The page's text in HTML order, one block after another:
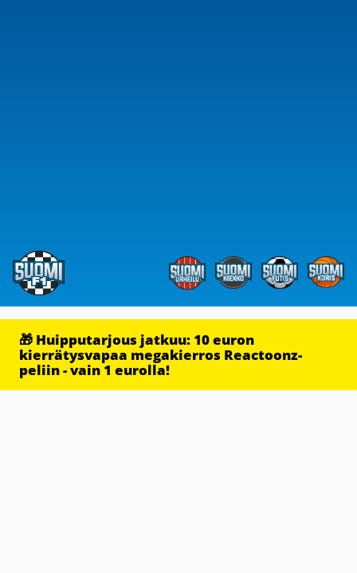
🎁 Huipputarjous jatkuu: 10 euron
kierrätysvapaa megakierros Reactoonz-
peliin - vain 1 eurolla!